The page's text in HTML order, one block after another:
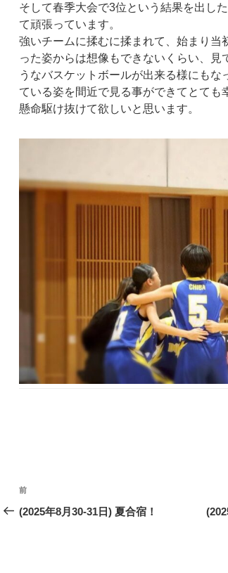
そして春季大会で3位という結果を出し
て頑張っています。
強いチームに揉むに揉まれて、始まり当
った姿からは想像もできないくらい、見
うなバスケットボールが出来る様にもな
ている姿を間近で見る事ができてとても
懸命駆け抜けて欲しいと思います。
投
稿
前
の
前
(2025年8月30-31日) 夏合宿！